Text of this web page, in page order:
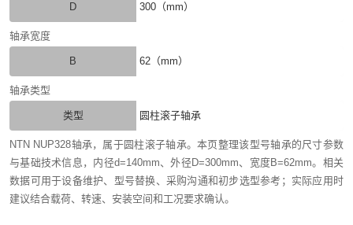
D 300（mm）
轴承宽度
B 62（mm）
轴承类型
类型 圆柱滚子轴承
NTN NUP328轴承，属于圆柱滚子轴承。本页整理该型号轴承的尺寸参数
与基础技术信息，内径d=140mm、外径D=300mm、宽度B=62mm。相关
数据可用于设备维护、型号替换、采购沟通和初步选型参考；实际应用时
建议结合载荷、转速、安装空间和工况要求确认。